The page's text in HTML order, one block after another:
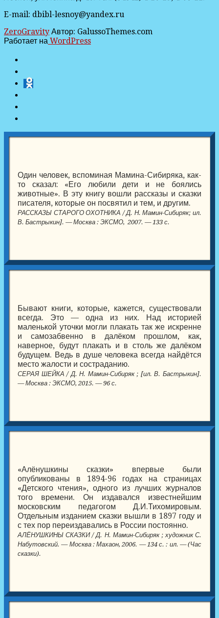
E-mail: dbibl-lesnoy@yandex.ru
ZeroGravity Автор: GalussoThemes.com
Работает на WordPress
Один человек, вспоминая Мамина-Сибиряка, как-
то сказал: «Его любили дети и не боялись
животные». В эту книгу вошли рассказы и сказки
писателя, которые он посвятил и тем, и другим.
РАССКАЗЫ СТАРОГО ОХОТНИКА / Д. Н. Мамин-Сибиряк; ил.
В. Бастрыкин]. — Москва : ЭКСМО, 2007. — 133 с.
Бывают книги, которые, кажется, существовали
всегда. Это — одна из них. Над историей
маленькой уточки могли плакать так же искренне
и самозабвенно в далёком прошлом, как,
наверное, будут плакать и в столь же далёком
будущем. Ведь в душе человека всегда найдётся
место жалости и состраданию.
СЕРАЯ ШЕЙКА / Д. Н. Мамин-Сибиряк ; [ил. В. Бастрыкин].
— Москва : ЭКСМО, 2015. — 96 с.
«Алёнушкины сказки» впервые были
опубликованы в 1894-96 годах на страницах
«Детского чтения», одного из лучших журналов
того времени. Он издавался известнейшим
московским педагогом Д.И.Тихомировым.
Отдельным изданием сказки вышли в 1897 году и
с тех пор переиздавались в России постоянно.
АЛЁНУШКИНЫ СКАЗКИ / Д. Н. Мамин-Сибиряк ; художник С.
Набутовский. — Москва : Махаон, 2006. — 134 с. : ил. — (Час
сказки).